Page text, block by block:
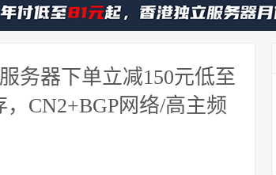
务器下单立减150元低至
CN2+BGP网络/高主频